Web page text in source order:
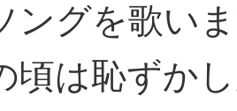
ングを歌い
頃は恥ずか